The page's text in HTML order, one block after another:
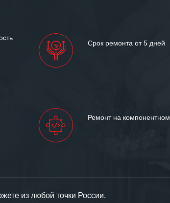
Срок ремонта от 5 дней
Ремонт на
из любой точки России.